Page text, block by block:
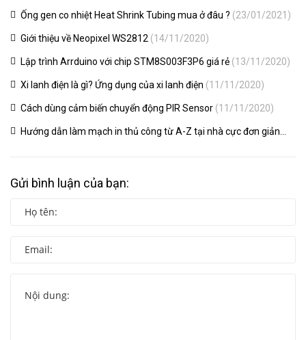
Ống gen co nhiệt Heat Shrink Tubing mua ở đâu ? (23/01/2021)
Giới thiệu về Neopixel WS2812 (14/11/2020)
Lập trình Arrduino với chip STM8S003F3P6 giá rẻ (13/11/2020)
Xi lanh điện là gì? Ứng dụng của xi lanh điện (11/11/2020)
Cách dùng cảm biến chuyển động PIR Sensor (11/11/2020)
Hướng dẫn làm mạch in thủ công từ A-Z tại nhà cực đơn giản
Gửi bình luận của bạn: